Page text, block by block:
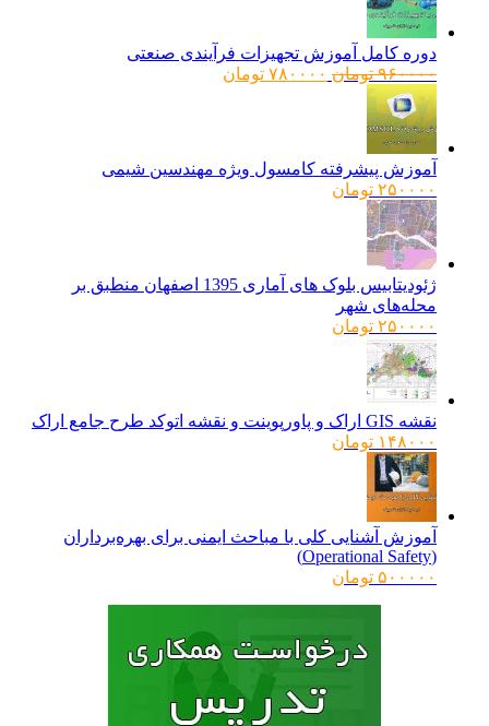
دوره کامل آموزش تجهیزات فرآیندی صنعتی
۹۶۰۰۰۰ تومانقیمت
۷۸۰۰۰۰ تومانقیمت
آموزش پیشرفته کامسول ویژه مهندسین شیمی
۲۵۰۰۰۰ تومان
ژئودیتابیس بلوک های آماری 1395 اصفهان منطبق بر
محله‌های شهر
۲۵۰۰۰۰ تومان
نقشه GIS اراک و پاورپوینت و نقشه اتوکد طرح جامع اراک
۱۴۸۰۰۰ تومان
آموزش آشنایی کلی با مباحث ایمنی برای بهره‌برداران
۵۰۰۰۰۰ تومان